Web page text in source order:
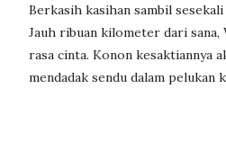
Berkasih kasihan sambil
Jauh ribuan kilometer dari
rasa cinta. Konon kesaktiannya
mendadak sendu dalam pelukan